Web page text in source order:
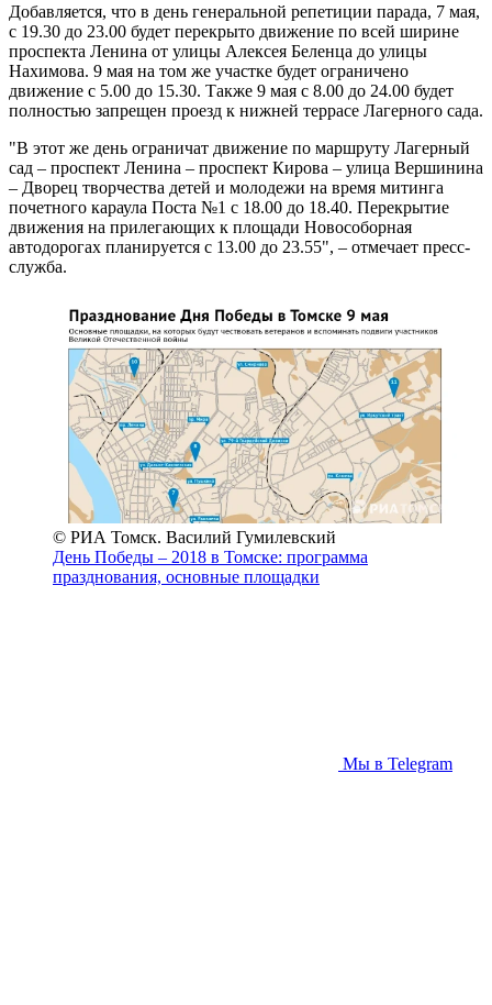
Добавляется, что в день генеральной репетиции парада, 7 мая,
с 19.30 до 23.00 будет перекрыто движение по всей ширине
проспекта Ленина от улицы Алексея Беленца до улицы
Нахимова. 9 мая на том же участке будет ограничено
движение с 5.00 до 15.30. Также 9 мая с 8.00 до 24.00 будет
полностью запрещен проезд к нижней террасе Лагерного сада.
"В этот же день ограничат движение по маршруту Лагерный
сад – проспект Ленина – проспект Кирова – улица Вершинина
– Дворец творчества детей и молодежи на время митинга
почетного караула Поста №1 с 18.00 до 18.40. Перекрытие
движения на прилегающих к площади Новособорная
автодорогах планируется с 13.00 до 23.55", – отмечает пресс-
служба.
© РИА Томск. Василий Гумилевский
День Победы – 2018 в Томске: программа
празднования, основные площадки
Мы в Telegram